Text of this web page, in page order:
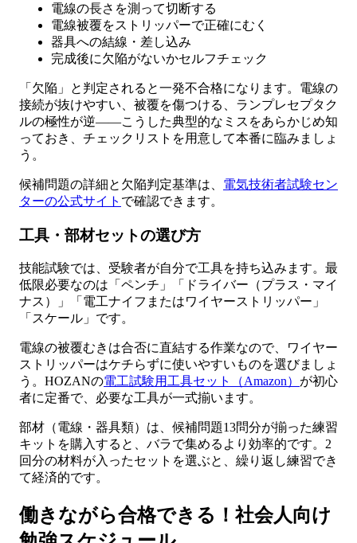
電線の長さを測って切断する
電線被覆をストリッパーで正確にむく
器具への結線・差し込み
完成後に欠陥がないかセルフチェック
「欠陥」と判定されると一発不合格になります。電線の
接続が抜けやすい、被覆を傷つける、ランプレセプタク
ルの極性が逆——こうした典型的なミスをあらかじめ知
っておき、チェックリストを用意して本番に臨みましょ
う。
候補問題の詳細と欠陥判定基準は、 電気技術者試験セン
ターの公式サイト で確認できます。
工具・部材セットの選び方
技能試験では、受験者が自分で工具を持ち込みます。最
低限必要なのは「ペンチ」「ドライバー（プラス・マイ
ナス）」「電工ナイフまたはワイヤーストリッパー」
「スケール」です。
電線の被覆むきは合否に直結する作業なので、ワイヤー
ストリッパーはケチらずに使いやすいものを選びましょ
う。HOZANの電工試験用工具セット（Amazon） が初心
者に定番で、必要な工具が一式揃います。
部材（電線・器具類）は、候補問題13問分が揃った練習
キットを購入すると、バラで集めるより効率的です。2
回分の材料が入ったセットを選ぶと、繰り返し練習でき
て経済的です。
働きながら合格できる！社会人向け